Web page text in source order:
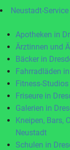
Neustadt-Service
Apotheken in
Ärztinnen und
Bäcker in
Fahrradläden
Fitness-
Friseure in
Galerien in
Kneipen, Bars,
Neustadt
Schulen in